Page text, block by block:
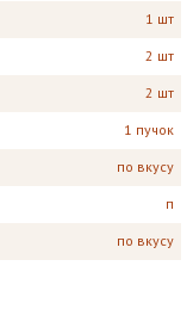
1 шт
2 шт
2 шт
1 пучок
по вкусу
п
по вкусу